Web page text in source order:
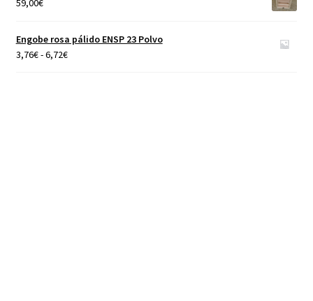
40,00€
59,00€
Engobe rosa pálido ENSP 23 Polvo
3,76€-6,72€Rango